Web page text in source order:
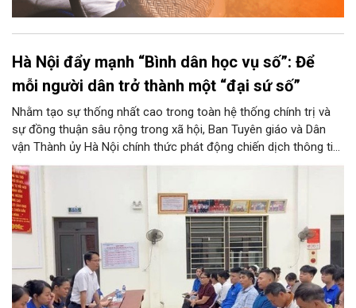
Hà Nội đẩy mạnh “Bình dân học vụ số”: Để
mỗi người dân trở thành một “đại sứ số”
Nhằm tạo sự thống nhất cao trong toàn hệ thống chính trị và
sự đồng thuận sâu rộng trong xã hội, Ban Tuyên giáo và Dân
vận Thành ủy Hà Nội chính thức phát động chiến dịch thông tin,
tuyên truyền về Phong trào “Bình dân học vụ số”. Chương trình
không chỉ góp phần tăng tốc thực hiện Nghị quyết số 57-
NQ/TW của Thủ đô, mà còn khơi dậy tinh thần học tập suốt
đời, đưa tri thức và kỹ năng số thấm sâu vào mọi mặt đời sống.
Đây được xem là bước đi chiến lược để hình thành nét văn hóa
học tập mới, hướng tới phát triển toàn diện lực lượng công dân
số, xã hội số và xã hội học tập trên địa bàn thành phố.